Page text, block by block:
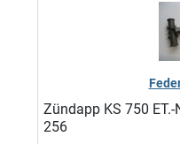
Zündapp KS 750
256